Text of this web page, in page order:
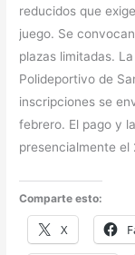
reducidos que
juego. Se
plazas limitadas.
Polideportivo de
inscripciones se
febrero. El pago y
presencialmente el
Comparte esto:
X